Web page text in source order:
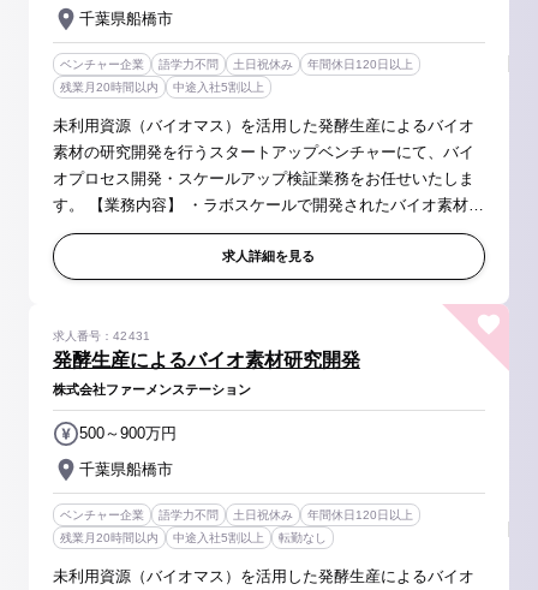
千葉県船橋市
ベンチャー企業 語学力不問 土日祝休み
年間休日120日以上
残業月20時間以内
中途入社5割以上
未利用資源（バイオマス）を活用した発酵生産によるバイオ
素材の研究開発を行うスタートアップベンチャーにて、バイ
オプロセス開発・スケールアップ検証業務をお任せいたしま
す。 【業務内容】 ・ラボスケールで開発されたバイオ素材の
スケールアップ検証 ・各種培養条件の検討 ・工場での生産性
向上・コスト削減...
求人詳細を見る
発酵生産によるバイオ素材研究開発
求人番号：42431
株式会社ファーメンステーション
千葉県船橋市
500～900万円
ベンチャー企業 語学力不問 土日祝休み
年間休日120日以上
残業月20時間以内
中途入社5割以上 転勤なし
未利用資源（バイオマス）を活用した発酵生産によるバイオ